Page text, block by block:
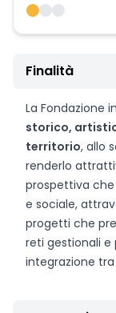
Finalità
La Fondazione
storico,
territorio, allo
renderlo
prospettiva
e sociale,
progetti che
reti gestionali e
integrazione